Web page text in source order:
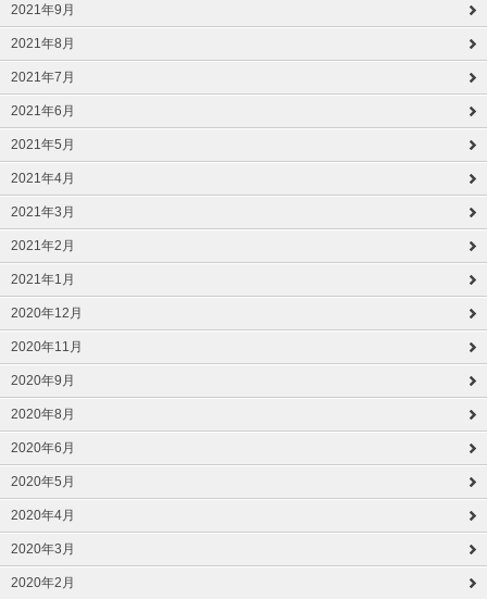
2021年9月
2021年8月
2021年7月
2021年6月
2021年5月
2021年4月
2021年3月
2021年2月
2021年1月
2020年12月
2020年11月
2020年9月
2020年8月
2020年6月
2020年5月
2020年4月
2020年3月
2020年2月